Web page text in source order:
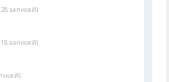
записей)
записей)